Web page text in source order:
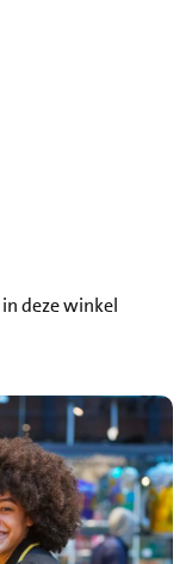
deze winkel